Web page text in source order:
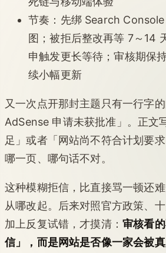
节奏：先绑 Search
图；被拒后整改再等 7～14
申触发更长等待；审核期保
续小幅更新
又一次点开那封主题只有一行字
AdSense 申请未获批准」。正文
足」或者「网站尚不符合计划要
哪一页、哪句话不对。
这种模糊拒信，比直接骂一顿还
从哪改起。后来对照官方政策、
加上反复试错，才摸清： 审核看
信」，而是网站是否像一家会被